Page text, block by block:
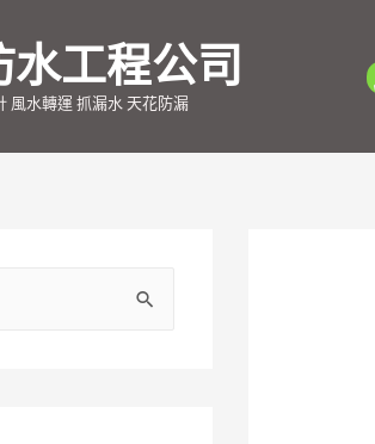
工程公司
風水轉運 抓漏水 天花防漏